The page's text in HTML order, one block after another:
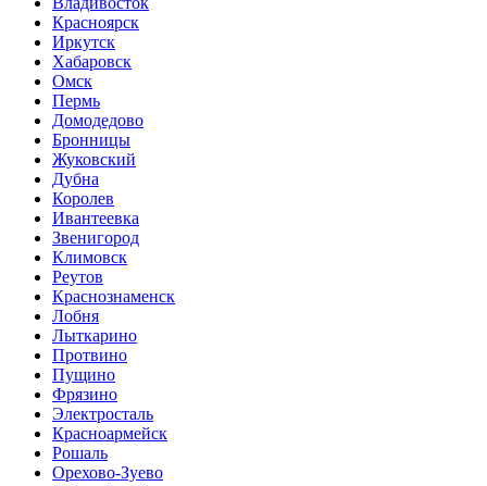
Красноярск
Иркутск
Хабаровск
Омск
Пермь
Домодедово
Бронницы
Жуковский
Дубна
Королев
Ивантеевка
Звенигород
Климовск
Реутов
Краснознаменск
Лобня
Лыткарино
Протвино
Пущино
Фрязино
Электросталь
Красноармейск
Рошаль
Орехово-Зуево